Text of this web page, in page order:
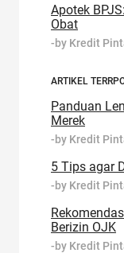
Apotek
Obat
-by Kredit
ARTIKEL
Panduan
Merek
-by Kredit
5 Tips agar
-by Kredit
Berizin OJK
-by Kredit